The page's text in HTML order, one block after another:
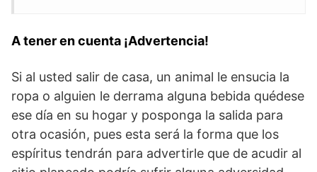
A tener en cuenta ¡Advertencia!
Si al usted salir de casa, un animal le ensucia la
ropa o alguien le derrama alguna bebida quédese
ese día en su hogar y posponga la salida para
otra ocasión, pues esta será la forma que los
espíritus tendrán para advertirle que de acudir al